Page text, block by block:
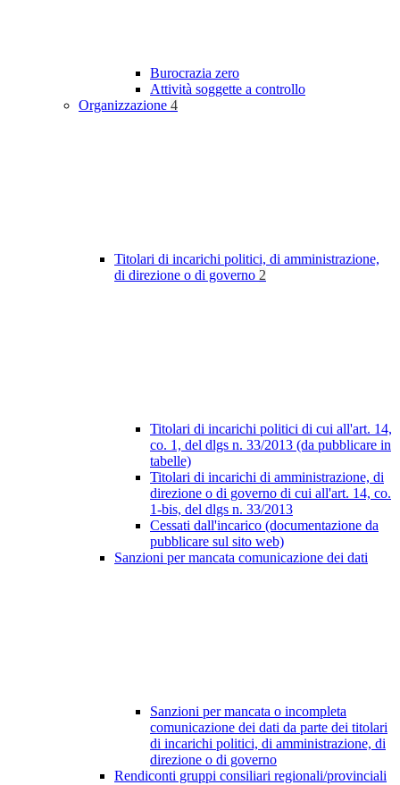
Burocrazia zero
Attività soggette a controllo
Organizzazione 4
Titolari di incarichi politici, di amministrazione,
di direzione o di governo 2
Titolari di incarichi politici di cui all'art. 14,
co. 1, del dlgs n. 33/2013 (da pubblicare in
tabelle)
Titolari di incarichi di amministrazione, di
direzione o di governo di cui all'art. 14, co.
1-bis, del dlgs n. 33/2013
Cessati dall'incarico (documentazione da
pubblicare sul sito web)
Sanzioni per mancata comunicazione dei dati
Sanzioni per mancata o incompleta
comunicazione dei dati da parte dei titolari
di incarichi politici, di amministrazione, di
direzione o di governo
Rendiconti gruppi consiliari regionali/provinciali